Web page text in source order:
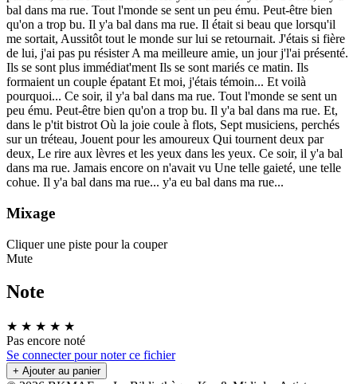
bal dans ma rue. Tout l'monde se sent un peu ému. Peut-être bien
qu'on a trop bu. Il y'a bal dans ma rue. Il était si beau que lorsqu'il
me sortait, Aussitôt tout le monde sur lui se retournait. J'étais si fière
de lui, j'ai pas pu résister A ma meilleure amie, un jour j'l'ai présenté.
Ils se sont plus immédiat'ment Ils se sont mariés ce matin. Ils
formaient un couple épatant Et moi, j'étais témoin... Et voilà
pourquoi... Ce soir, il y'a bal dans ma rue. Tout l'monde se sent un
peu ému. Peut-être bien qu'on a trop bu. Il y'a bal dans ma rue. Et,
dans le p'tit bistrot Où la joie coule à flots, Sept musiciens, perchés
sur un tréteau, Jouent pour les amoureux Qui tournent deux par
deux, Le rire aux lèvres et les yeux dans les yeux. Ce soir, il y'a bal
dans ma rue. Jamais encore on n'avait vu Une telle gaieté, une telle
cohue. Il y'a bal dans ma rue... y'a eu bal dans ma rue...
Mixage
Cliquer une piste pour la couper
Mute
Note
★ ★ ★ ★ ★
Pas encore noté
Se connecter pour noter ce fichier
+ Ajouter au panier